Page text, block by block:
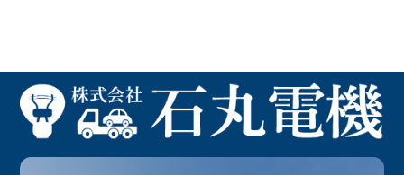
へ
の